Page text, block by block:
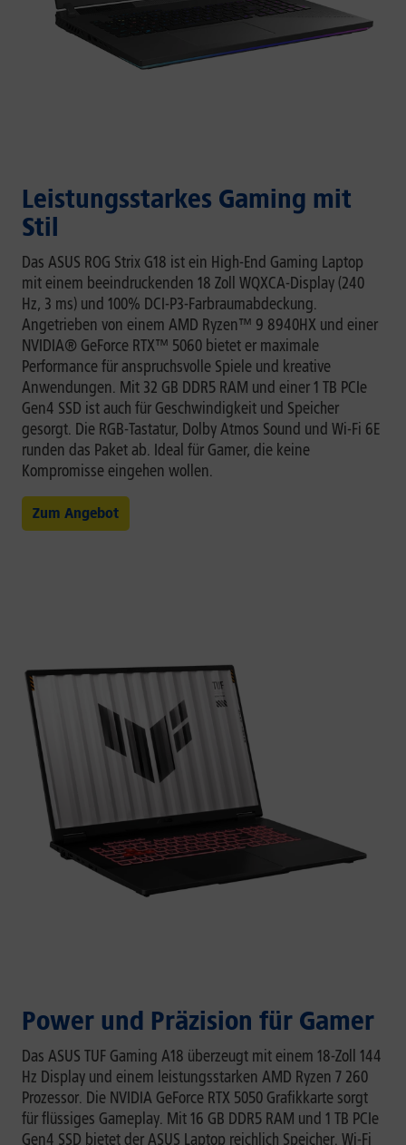
Leistungsstarkes Gaming mit
Stil
Das ASUS ROG Strix G18 ist ein High-End Gaming Laptop
mit einem beeindruckenden 18 Zoll WQXCA-Display (240
Hz, 3 ms) und 100% DCI-P3-Farbraumabdeckung.
Angetrieben von einem AMD Ryzen™ 9 8940HX und einer
NVIDIA® GeForce RTX™ 5060 bietet er maximale
Performance für anspruchsvolle Spiele und kreative
Anwendungen. Mit 32 GB DDR5 RAM und einer 1 TB PCIe
Gen4 SSD ist auch für Geschwindigkeit und Speicher
gesorgt. Die RGB-Tastatur, Dolby Atmos Sound und Wi-Fi 6E
runden das Paket ab. Ideal für Gamer, die keine
Kompromisse eingehen wollen.
Zum Angebot
Power und Präzision für Gamer
Das ASUS TUF Gaming A18 überzeugt mit einem 18-Zoll 144
Hz Display und einem leistungsstarken AMD Ryzen 7 260
Prozessor. Die NVIDIA GeForce RTX 5050 Grafikkarte sorgt
für flüssiges Gameplay. Mit 16 GB DDR5 RAM und 1 TB PCIe
Gen4 SSD bietet der ASUS Laptop reichlich Speicher. Wi-Fi